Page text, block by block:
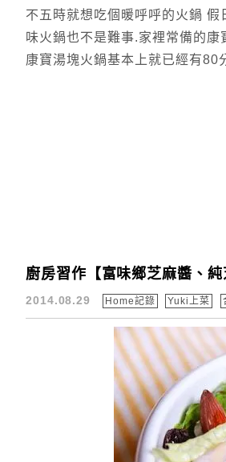
不五時就想吃個暖呼呼的火鍋
味火鍋也不是難事.家裡常備的
康寶湯塊火鍋基本上就已經有
廚房習作【富味鄉芝麻醬、
2014.08.29 Home記錄 Yuki上菜